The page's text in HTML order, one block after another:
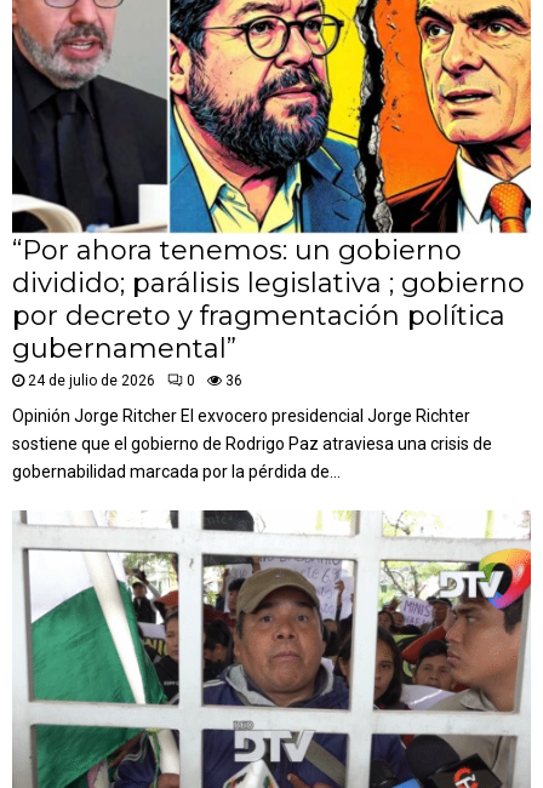
“Por ahora tenemos: un gobierno
dividido; parálisis legislativa ; gobierno
por decreto y fragmentación política
gubernamental”
24 de julio de 2026 0 36
Opinión Jorge Ritcher El exvocero presidencial Jorge Richter
sostiene que el gobierno de Rodrigo Paz atraviesa una crisis de
gobernabilidad marcada por la pérdida de...